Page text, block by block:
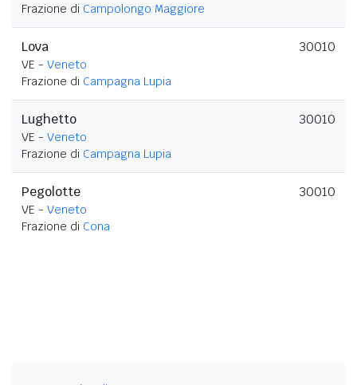
Frazione di Campolongo Maggiore
Lova
VE - Veneto
Frazione di Campagna Lupia
30010
Lughetto
VE - Veneto
Frazione di Campagna Lupia
30010
Pegolotte
VE - Veneto
Frazione di Cona
30010